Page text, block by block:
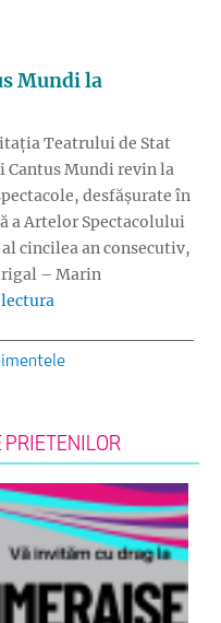
Mundi la
Teatrului de Stat
Cantus Mundi revin la
desfășurate în
a Artelor Spectacolului
cincilea an consecutiv,
– Marin
PRIETENILOR